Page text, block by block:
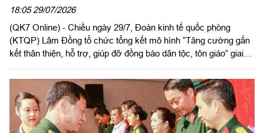
trợ, giúp đỡ đồng bào dân tộc, tôn giáo”
18:05 29/07/2026
(QK7 Online) - Chiều ngày 29/7, Đoàn kinh tế quốc phòng
(KTQP) Lâm Đồng tổ chức tổng kết mô hình “Tăng cường gắn
kết thân thiện, hỗ trợ, giúp đỡ đồng bào dân tộc, tôn giáo” giai
Chính trị Quân khu dự chỉ đạo hội nghị.